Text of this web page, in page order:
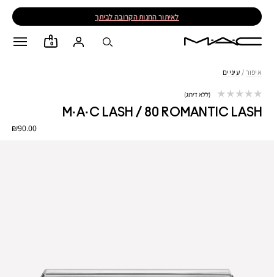
לאיתור החנות הקרובה לביתך
0
איפור / עיניים
M·A·C LASH / 80 ROMANTIC LASH
₪90.00
ללא דירוג